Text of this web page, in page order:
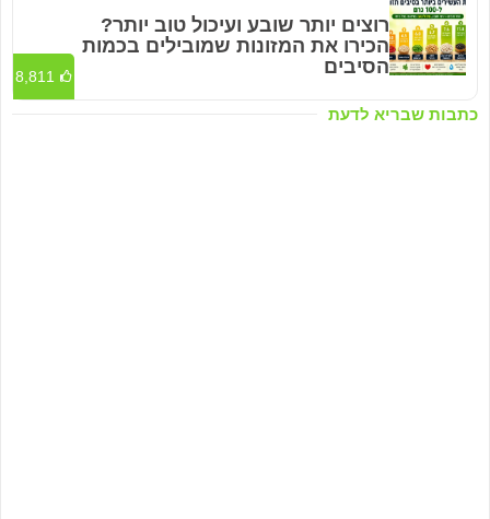
כתבות שבריא לדעת
רוצים יותר שובע ועיכול טוב יותר?
הכירו את המזונות שמובילים בכמות
הסיבים
8,811